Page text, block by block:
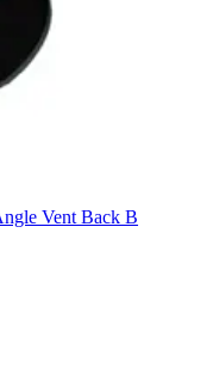
Vent Back B